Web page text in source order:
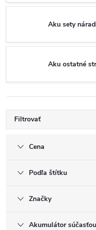
Aku sety
Aku ostatné
Filtrovať
Cena
Podľa štítku
Značky
Akumulátor súčasťou